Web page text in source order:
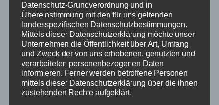
Mai 2016
März 2016
Februar 2016
Januar 2016
November 2015
September 2015
Datenschutz-Grundverordnung und in
Übereinstimmung mit den für uns geltenden
landesspezifischen Datenschutzbestimmungen.
Mittels dieser Datenschutzerklärung möchte unser
Unternehmen die Öffentlichkeit über Art, Umfang
und Zweck der von uns erhobenen, genutzten und
verarbeiteten personenbezogenen Daten
informieren. Ferner werden betroffene Personen
mittels dieser Datenschutzerklärung über die ihnen
zustehenden Rechte aufgeklärt.